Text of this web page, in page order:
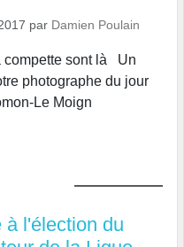
par Damien Poulain
compette sont là Un
photographe du jour
Le Moign
à l'élection du